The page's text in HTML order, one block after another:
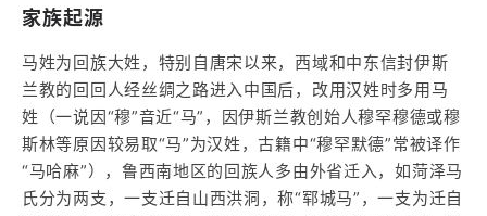
家族起源
马姓为回族大姓，特别自唐宋以来，西域和中东信封伊斯
兰教的回回人经丝绸之路进入中国后，改用汉姓时多用马
姓（一说因“穆”音近“马”，因伊斯兰教创始人穆罕穆德或穆
斯林等原因较易取“马”为汉姓，古籍中“穆罕默德”常被译作
“马哈麻”），鲁西南地区的回族人多由外省迁入，如菏泽马
氏分为两支，一支迁自山西洪洞，称“郓城马”，一支为迁自